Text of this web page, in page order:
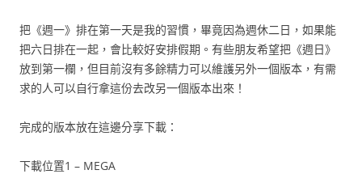
把《週一》排在第一天是我的習慣，畢竟因為週休二日，如果能
把六日排在一起，會比較好安排假期。有些朋友希望把《週日》
放到第一欄，但目前沒有多餘精力可以維護另外一個版本，有需
求的人可以自行拿這份去改另一個版本出來！
完成的版本放在這邊分享下載：
下載位置1 – MEGA